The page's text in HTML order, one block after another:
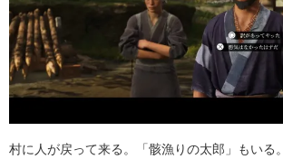
村に人が戻って来る。「骸漁りの太郎」もいる。